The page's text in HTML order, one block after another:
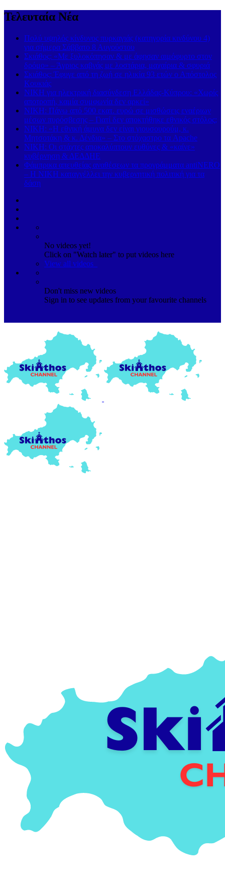
Τελευταία Νέα
Πολύ υψηλός κίνδυνος πυρκαγιάς (κατηγορία κινδύνου 4)
για σήμερα Σάββατο 8 Αυγούστου
Σκιάθος: «Με ξυλοκόπησαν & με άφησαν αιμόφυρτο στον
δρόμο» – Άγριος καβγάς με λοστάρια, μαχαίρια & σφυριά
Σκιάθος: Έφυγε από τη ζωή σε ηλικία 93 ετών ο Απόστολος
Κουκιάς
ΝΙΚΗ για ηλεκτρική διασύνδεση Ελλάδας-Κύπρου: «Χωρίς
αποτροπή, καμία συμφωνία δεν αρκεί»
ΝΙΚΗ: Πάνω από 500 εκατ. ευρώ σε μισθώσεις εναέριων
μέσων πυρόσβεσης – Γιατί δεν αποκτήθηκε εθνικός στόλος;
ΝΙΚΗ: «Η εθνική άμυνα δεν είναι γιουσουρούμ, κ.
Μητσοτάκη & κ. Δένδια» – Στο στόχαστρο τα Apache
ΝΙΚΗ: Οι στάχτες αποκαλύπτουν ευθύνες & «καίνε»
κυβέρνηση & ΔΕΔΔΗΕ
Φάμπρικα απευθείας αναθέσεων τα προγράμματα antiNERO
– Η ΝΙΚΗ καταγγέλλει την κυβερνητική πολιτική για τα
δάση
No videos yet!
Click on "Watch later" to put videos here
View all videos
Don't miss new videos
Sign in to see updates from your favourite channels